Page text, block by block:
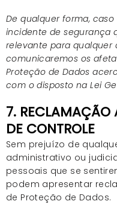
De qualquer forma,
incidente de segurança
relevante para qualquer
comunicaremos os
Proteção de Dados
com o disposto na Lei
7. RECLAMAÇÃO
DE CONTROLE
Sem prejuízo de
administrativo ou
pessoais que se
podem apresentar
de Proteção de Dados.